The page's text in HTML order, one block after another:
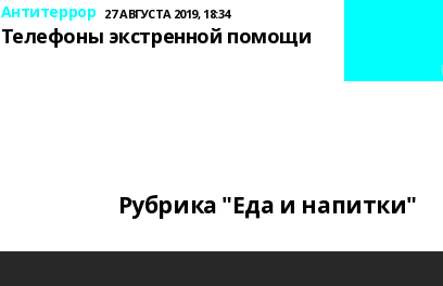
Антитеррор 27 АВГУСТА 2019, 18:34
Телефоны экстренной помощи
Рубрика "Еда и напитки"